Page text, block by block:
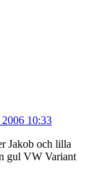
10:33
Jakob och lilla
gul VW Variant